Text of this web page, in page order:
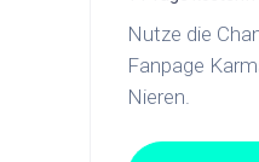
Nutze die
Fanpage
Nieren.